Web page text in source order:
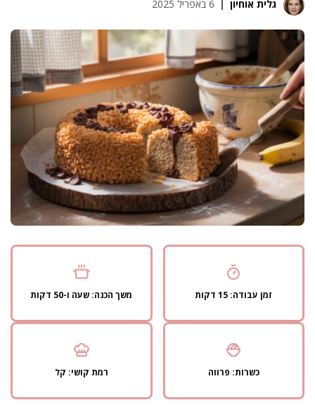
גלית אוחיון 6 באפריל 2025
זמן עבודה: 15 דקות משך הכנה: שעה ו-50 דקות
כשרות: פרווה רמת קושי: קל